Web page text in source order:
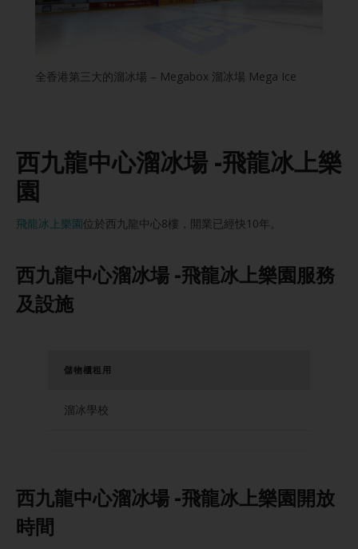
全香港第三大的溜冰場 – Megabox 溜冰場 Mega Ice
西九龍中心溜冰場 -飛龍冰上樂
園
飛龍冰上樂園位於西九龍中心8樓，開業已經快10年。
西九龍中心溜冰場 -飛龍冰上樂園服務
及設施
儲物櫃租用
溜冰學校
西九龍中心溜冰場 -飛龍冰上樂園開放
時間